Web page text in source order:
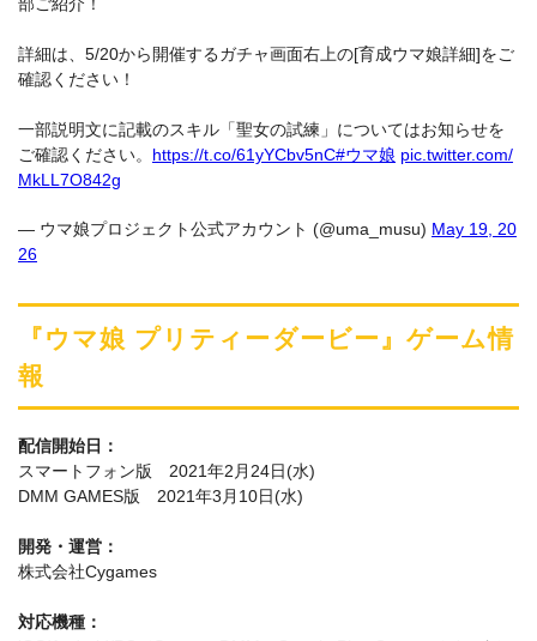
部ご紹介！
詳細は、5/20から開催するガチャ画面右上の[育成ウマ娘詳細]をご
確認ください！
一部説明文に記載のスキル「聖女の試練」についてはお知らせを
ご確認ください。 https://t.co/61yYCbv5nC#ウマ娘 pic.twitter.com/
MkLL7O842g
— ウマ娘プロジェクト公式アカウント (@uma_musu) May 19, 20
26
『ウマ娘 プリティーダービー』ゲーム情
報
配信開始日：
スマートフォン版 2021年2月24日(水)
DMM GAMES版 2021年3月10日(水)
開発・運営：
株式会社Cygames
対応機種：